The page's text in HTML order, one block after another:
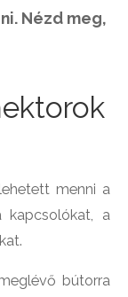
Nézd meg,
menni a
kapcsolókat, a
bútorra